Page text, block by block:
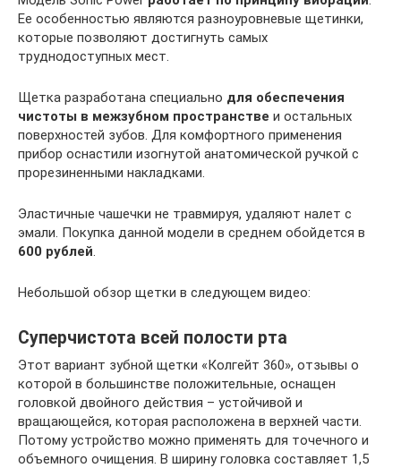
Ее особенностью являются разноуровневые щетинки,
которые позволяют достигнуть самых
труднодоступных мест.
Щетка разработана специально для обеспечения
чистоты в межзубном пространстве и остальных
поверхностей зубов. Для комфортного применения
прибор оснастили изогнутой анатомической ручкой с
прорезиненными накладками.
Эластичные чашечки не травмируя, удаляют налет с
эмали. Покупка данной модели в среднем обойдется в
600 рублей.
Небольшой обзор щетки в следующем видео:
Суперчистота всей полости рта
Этот вариант зубной щетки «Колгейт 360», отзывы о
которой в большинстве положительные, оснащен
головкой двойного действия – устойчивой и
вращающейся, которая расположена в верхней части.
Потому устройство можно применять для точечного и
объемного очищения. В ширину головка составляет 1,5